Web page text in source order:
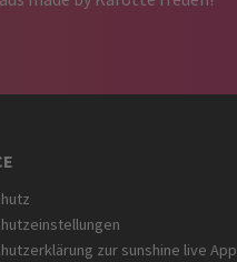
zur sunshine live App